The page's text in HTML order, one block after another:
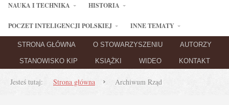
NAUKA I TECHNIKA HISTORIA
POCZET INTELIGENCJI POLSKIEJ INNE TEMATY
STRONA GŁÓWNA O STOWARZYSZENIU AUTORZY
STANOWISKO KIP KSIĄŻKI WIDEO KONTAKT
Jesteś tutaj: Strona główna Archiwum Rząd